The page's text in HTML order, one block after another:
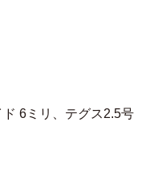
6ミリ、テグス2.5号